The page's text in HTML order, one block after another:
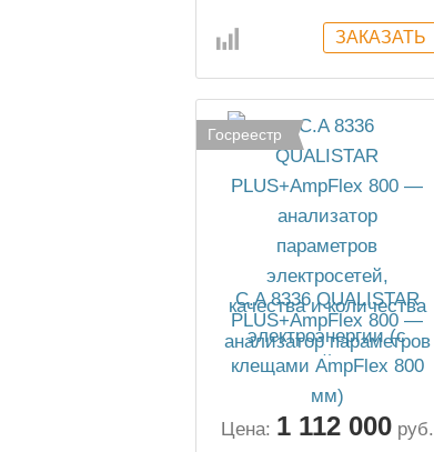
Госреестр
C.A 8336 QUALISTAR
PLUS+AmpFlex 800 —
анализатор параметров
электросетей, качества и
количества
электроэнергии (с
клещами AmpFlex 800
Цена: 1 112 000 руб.